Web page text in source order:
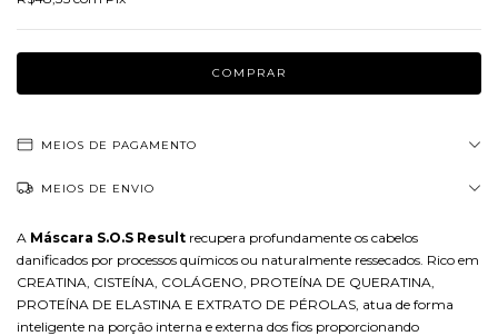
MEIOS DE PAGAMENTO
MEIOS DE ENVIO
A Máscara S.O.S Result recupera profundamente os cabelos
danificados por processos químicos ou naturalmente ressecados. Rico em
CREATINA, CISTEÍNA, COLÁGENO, PROTEÍNA DE QUERATINA,
PROTEÍNA DE ELASTINA E EXTRATO DE PÉROLAS, atua de forma
inteligente na porção interna e externa dos fios proporcionando